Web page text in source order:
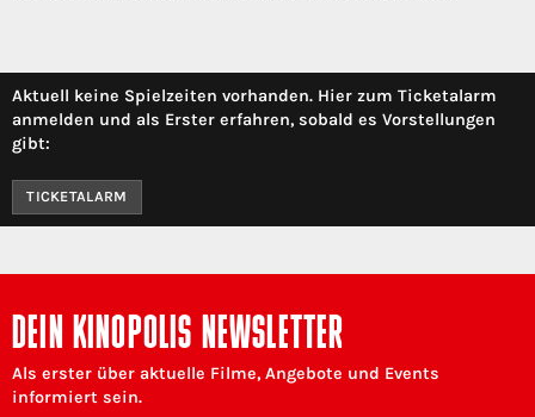
Aktuell keine Spielzeiten vorhanden. Hier zum Ticketalarm
anmelden und als Erster erfahren, sobald es Vorstellungen
gibt:
TICKETALARM
DEIN KINOPOLIS NEWSLETTER
Als erster über aktuelle Filme, Angebote und Events
informiert sein.